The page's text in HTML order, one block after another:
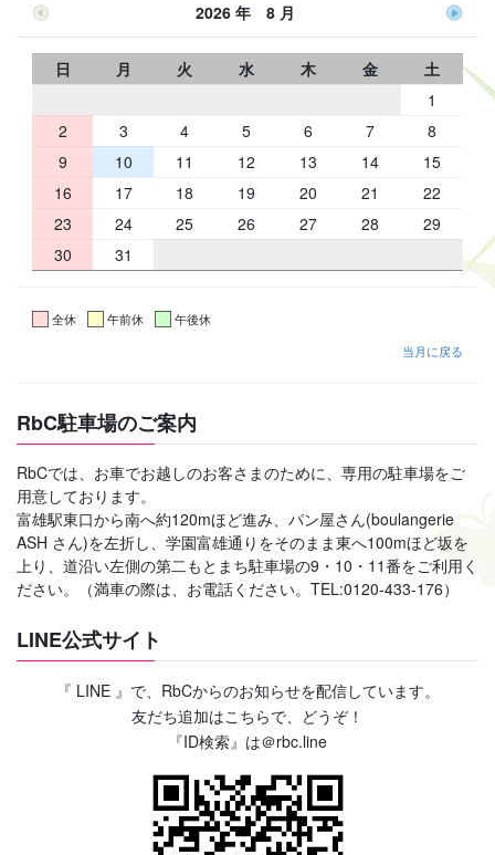
2026 年 8 月
日 月 火 水 木 金
土
1
2
3 4 5 6 7
8
9
10 11 12 13 14
15
16
17 18 19 20 21
22
23
24 25 26 27 28
29
30
31
全休 午前休
午後休
当月に戻る
RbC駐車場のご案内
RbCでは、お車でお越しのお客さまのために、専用の駐車場をご
用意しております。
富雄駅東口から南へ約120mほど進み、パン屋さん(boulangerie
ASH さん)を左折し、学園富雄通りをそのまま東へ100mほど坂を
上り、道沿い左側の第二もとまち駐車場の9・10・11番をご利用く
ださい。（満車の際は、お電話ください。TEL:0120-433-176）
LINE公式サイト
『 LINE 』で、RbCからのお知らせを配信しています。
友だち追加はこちらで、どうぞ！
『ID検索』は＠rbc.line